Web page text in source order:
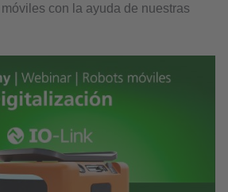
con la ayuda de nuestras